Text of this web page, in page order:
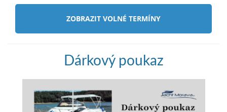
ZOBRAZIT VOLNÉ TERMÍNY
Dárkový poukaz